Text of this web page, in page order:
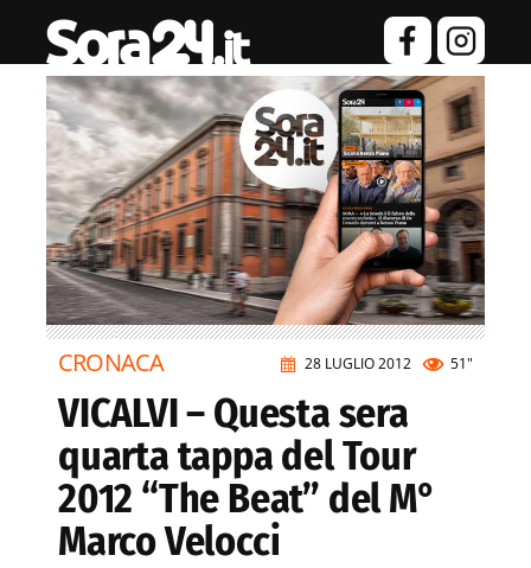
28 LUGLIO 2012 51"
CRONACA
VICALVI – Questa sera
quarta tappa del Tour
2012 “The Beat” del M°
Marco Velocci